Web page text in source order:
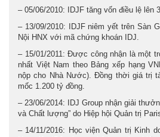
– 05/06/2010: IDJF tăng vốn điều lệ lên
– 13/09/2010: IDJF niêm yết trên Sàn
Nội HNX với mã chứng khoán IDJ.
– 15/01/2011: Được công nhận là một
nhất Việt Nam theo Bảng xếp hạng
nộp cho Nhà Nước). Đồng thời giá trị
mốc 1.200 tỷ đồng.
– 23/06/2014: IDJ Group nhận giải
và Chất lượng” do Hiệp hội Quản trị
– 14/11/2016: Học viện Quản trị Kinh